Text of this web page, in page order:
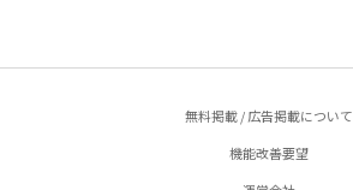
無料掲載 / 広告掲載について
機能改善要望